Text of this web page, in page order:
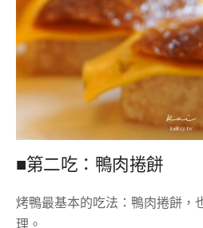
■第二吃：鴨肉捲餅
烤鴨最基本的吃法：鴨肉捲餅，
理。